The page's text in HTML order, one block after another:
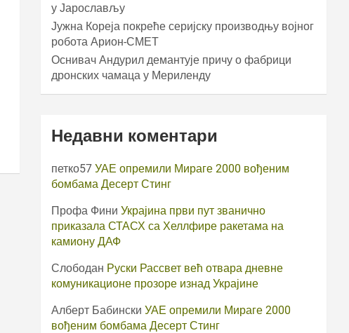
у Јарослављу
Јужна Кореја покреће серијску производњу војног
робота Арион-СМЕТ
Оснивач Андурил демантује причу о фабрици
дронских чамаца у Мериленду
Недавни коментари
петко57 УАЕ опремили Мираге 2000 вођеним
бомбама Десерт Стинг
Профа Фини Украјина први пут званично
приказала СТАСХ са Хеллфире ракетама на
камиону ДАФ
Слободан Руски Рассвет већ отвара дневне
комуникационе прозоре изнад Украјине
Алберт Бабински УАЕ опремили Мираге 2000
вођеним бомбама Десерт Стинг